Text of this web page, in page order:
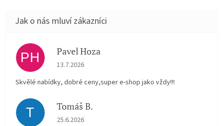
PH Pavel Hoza
Hodnocení obchodu je 5 z 5 hvězdiček.
13.7.2026
Skvělé nabídky, dobré ceny,super e-shop jako vždy!!!
T Tomáš B.
Hodnocení obchodu je 5 z 5 hvězdiček.
25.6.2026